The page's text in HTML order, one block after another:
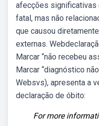
afecções significativas
fatal, mas não
que causou
externas.
Marcar “não recebeu
Marcar “diagnóstico
Websvs), apresenta a
declaração de óbito:
For more